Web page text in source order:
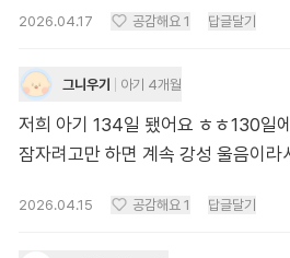
2026.04.17 공감해요 1 답글달기
그니우기 아기 4개월
저희 아기 134일 됐어요 ㅎㅎ130일
잠자려고만 하면 계속 강성 울음이라
2026.04.15 공감해요 1 답글달기